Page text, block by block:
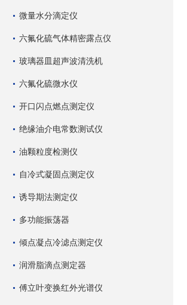
微量水分滴定仪
六氟化硫气体精密露点仪
玻璃器皿超声波清洗机
六氟化硫微水仪
开口闪点燃点测定仪
绝缘油介电常数测试仪
油颗粒度检测仪
自冷式凝固点测定仪
诱导期法测定仪
多功能振荡器
倾点凝点冷滤点测定仪
润滑脂滴点测定器
傅立叶变换红外光谱仪